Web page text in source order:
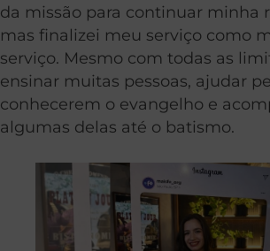
da missão para continuar minha
mas finalizei meu serviço como
serviço. Mesmo com todas as
ensinar muitas pessoas, ajudar
conhecerem o evangelho e
algumas delas até o batismo.